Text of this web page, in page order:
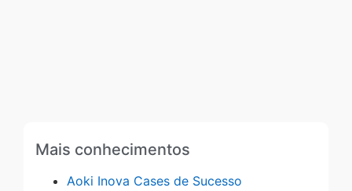
Mais conhecimentos
Aoki Inova Cases de Sucesso